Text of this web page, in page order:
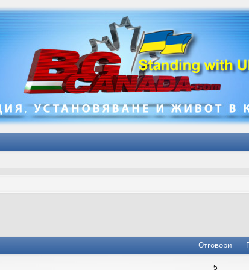
Отговори
5